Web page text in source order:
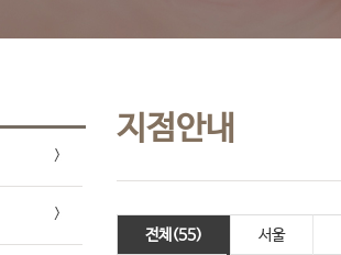
지점안내
전체(55) 서울